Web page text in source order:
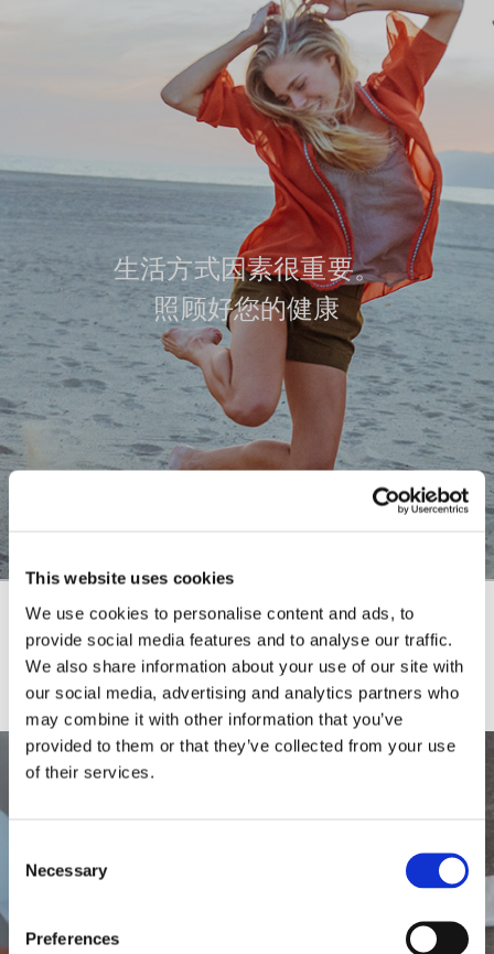
This website uses cookies
We use cookies to personalise content and ads, to
provide social media features and to analyse our traffic.
We also share information about your use of our site with
our social media, advertising and analytics partners who
may combine it with other information that you’ve
provided to them or that they’ve collected from your use
of their services.
Selection
Necessary
Preferences
生活方式因素很重要。
照顾好您的健康
如何发挥作用